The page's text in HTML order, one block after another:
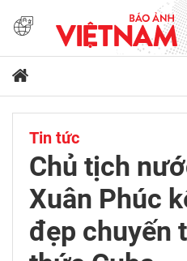
Tin tức
Chủ tịch
Xuân Phúc
đẹp chuyến